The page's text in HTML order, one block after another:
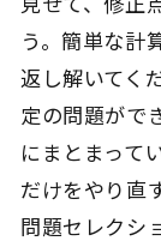
う。簡単な計
返し解いてく
定の問題がで
にまとまって
だけをやり直
問題セレクシ